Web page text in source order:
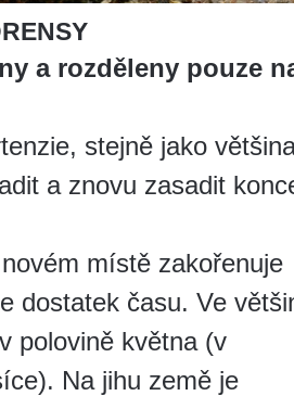
a rozděleny pouze
stejně jako
a znovu zasadit
místě zakořenuje
dostatek času. Ve
polovině května (v
Na jihu země je